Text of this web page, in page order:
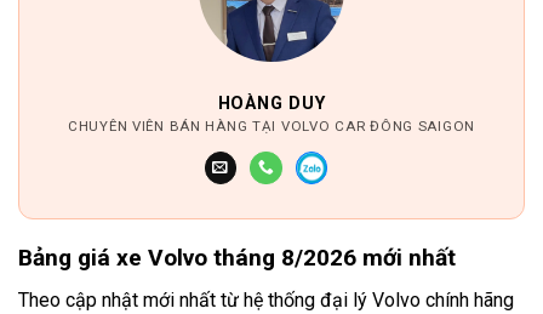
HOÀNG DUY
CHUYÊN VIÊN BÁN HÀNG TẠI VOLVO CAR ĐÔNG SAIGON
Bảng giá xe Volvo tháng 8/2026 mới nhất
Theo cập nhật mới nhất từ hệ thống đại lý Volvo chính hãng